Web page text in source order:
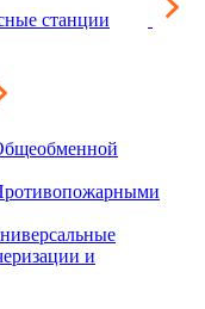
станции
и